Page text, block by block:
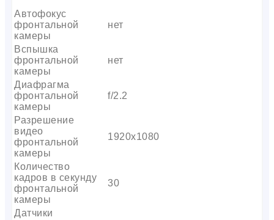
Автофокус
фронтальной
камеры
нет
Вспышка
фронтальной
камеры
нет
Диафрагма
фронтальной
камеры
f/2.2
Разрешение
видео
фронтальной
камеры
1920х1080
Количество
кадров в секунду
фронтальной
камеры
30
Датчики